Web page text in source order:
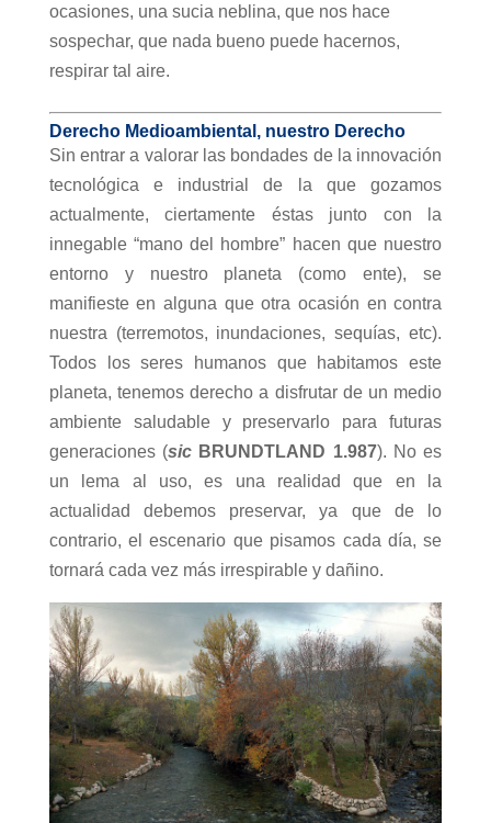
ocasiones, una sucia neblina, que nos hace
sospechar, que nada bueno puede hacernos,
respirar tal aire.
Derecho Medioambiental, nuestro Derecho
Sin entrar a valorar las bondades de la innovación
tecnológica e industrial de la que gozamos
actualmente, ciertamente éstas junto con la
innegable “mano del hombre” hacen que nuestro
entorno y nuestro planeta (como ente), se
manifieste en alguna que otra ocasión en contra
nuestra (terremotos, inundaciones, sequías, etc).
Todos los seres humanos que habitamos este
planeta, tenemos derecho a disfrutar de un medio
ambiente saludable y preservarlo para futuras
generaciones (sic BRUNDTLAND 1.987). No es
un lema al uso, es una realidad que en la
actualidad debemos preservar, ya que de lo
contrario, el escenario que pisamos cada día, se
tornará cada vez más irrespirable y dañino.